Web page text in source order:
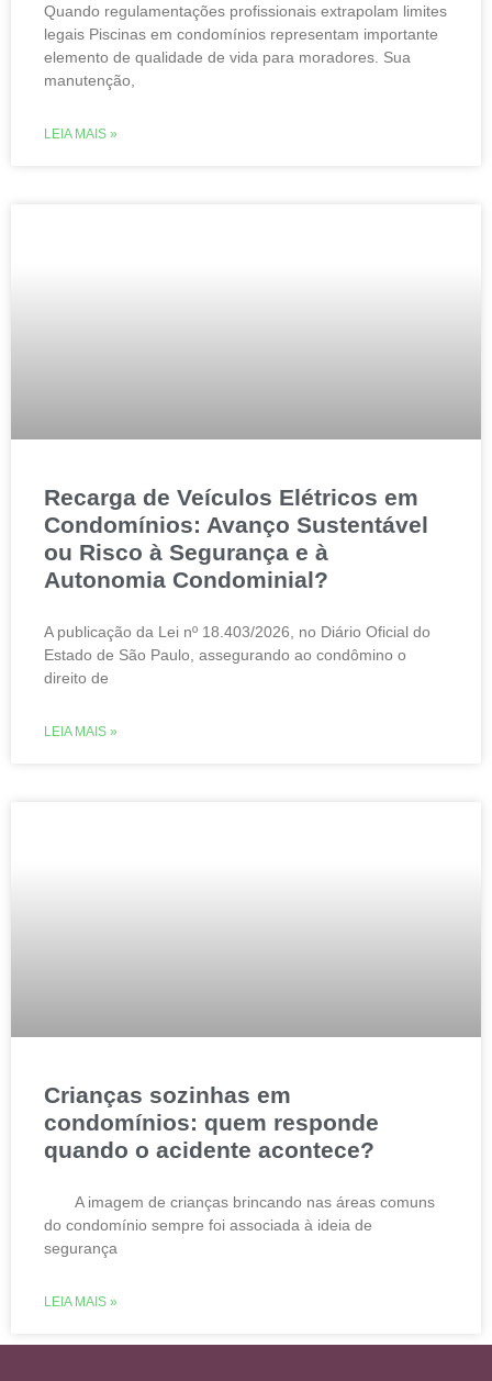
Quando regulamentações profissionais extrapolam limites
legais Piscinas em condomínios representam importante
elemento de qualidade de vida para moradores. Sua
manutenção,
LEIA MAIS »
Recarga de Veículos Elétricos em
Condomínios: Avanço Sustentável
ou Risco à Segurança e à
Autonomia Condominial?
A publicação da Lei nº 18.403/2026, no Diário Oficial do
Estado de São Paulo, assegurando ao condômino o
direito de
LEIA MAIS »
Crianças sozinhas em
condomínios: quem responde
quando o acidente acontece?
A imagem de crianças brincando nas áreas comuns
do condomínio sempre foi associada à ideia de
segurança
LEIA MAIS »